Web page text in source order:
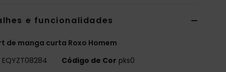
e funcionalidades
de manga curta Roxo Homem
EQYZT08284 Código de Cor pks0